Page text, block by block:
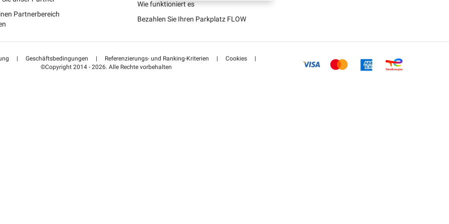
Portugal (PT)
Suisse (FR)
Partnerbereich
Wie funktioniert es
Bezahlen Sie Ihren Parkplatz FLOW
| Geschäftsbedingungen | Referenzierungs- und Ranking-Kriterien | Cookies
|
©Copyright 2014 - 2026. Alle Rechte vorbehalten